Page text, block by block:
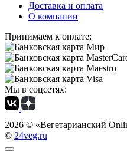
Доставка и оплата
О компании
Принимаем к оплате:
Мы в соцсетях:
2026 © «Вегетарианский
© 24veg.ru